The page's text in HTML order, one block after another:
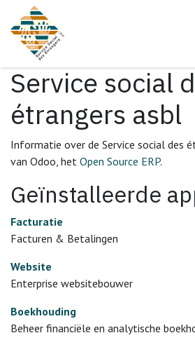
Overslaan naar inhoud
Service social
étrangers asbl
Informatie over de Service social des
van Odoo, het Open Source ERP.
Geïnstalleerde
Facturatie
Facturen & Betalingen
Website
Enterprise websitebouwer
Boekhouding
Beheer financiële en analytische